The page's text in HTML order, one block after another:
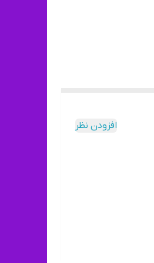
افزودن نظر